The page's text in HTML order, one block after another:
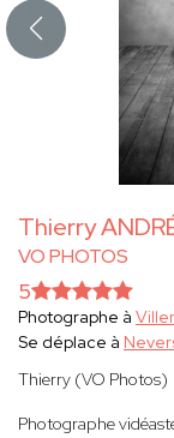
Thierry
VO PHOTOS
5
Photographe à
Se déplace à
Thierry (VO Photos)
Photographe